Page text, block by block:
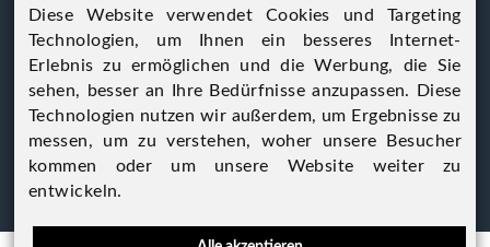
Diese Website verwendet Cookies und Targeting
Technologien, um Ihnen ein besseres Internet-
Erlebnis zu ermöglichen und die Werbung, die Sie
sehen, besser an Ihre Bedürfnisse anzupassen. Diese
Technologien nutzen wir außerdem, um Ergebnisse zu
messen, um zu verstehen, woher unsere Besucher
kommen oder um unsere Website weiter zu
entwickeln.
Cookie Hinweise
Alles Wild GmbH
A-8741 Eppenstein